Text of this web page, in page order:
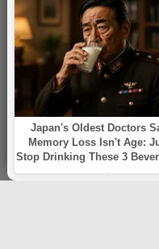
Электронная
аудиокниг в хорошем
бесплатно онлайн
вопросам